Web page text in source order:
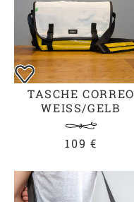
TASCHE CORREO
WEISS/GELB
109 €